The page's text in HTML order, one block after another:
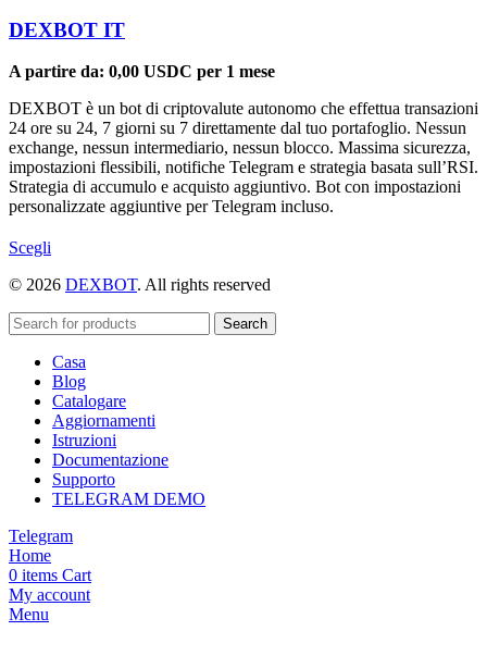
DEXBOT IT
A partire da: 0,00 USDC per 1 mese
DEXBOT è un bot di criptovalute autonomo che effettua transazioni
24 ore su 24, 7 giorni su 7 direttamente dal tuo portafoglio. Nessun
exchange, nessun intermediario, nessun blocco. Massima sicurezza,
impostazioni flessibili, notifiche Telegram e strategia basata sull’RSI.
Strategia di accumulo e acquisto aggiuntivo. Bot con impostazioni
personalizzate aggiuntive per Telegram incluso.
Scegli
ha
varianti.
opzioni
possono
essere
scelte
nella
pagina
del
prodotto
© 2026 DEXBOT. All rights reserved
Search
Casa
Blog
Catalogare
Aggiornamenti
Istruzioni
Documentazione
Supporto
TELEGRAM DEMO
Telegram
Home
0 items Cart
My account
Menu